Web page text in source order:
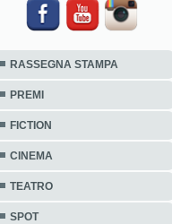
RASSEGNA STAMPA
PREMI
FICTION
CINEMA
TEATRO
SPOT